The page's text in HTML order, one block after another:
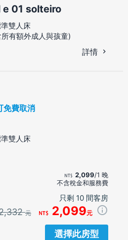
01 solteiro
雙人床
有額外成人與孩童)
詳情
免費取消
雙人床
2,099/1 晚
不含稅金和服務費
只剩 10 間客房
元 2,099元
選擇此房型